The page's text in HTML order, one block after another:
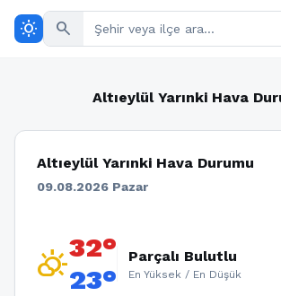
wb_sunny search
Altıeylül Yarınki Hava
Altıeylül Yarınki Hava Durumu
09.08.2026 Pazar
partly_cloudy_day32°
23°
Parçalı Bulutlu
En Yüksek / En Düşük